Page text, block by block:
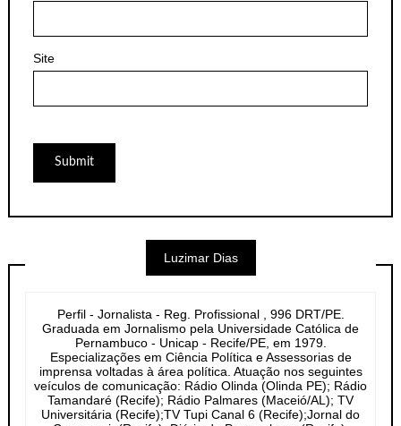
Site
Luzimar Dias
Perfil - Jornalista - Reg. Profissional , 996 DRT/PE.
Graduada em Jornalismo pela Universidade Católica de
Pernambuco - Unicap - Recife/PE, em 1979.
Especializações em Ciência Política e Assessorias de
imprensa voltadas à área política. Atuação nos seguintes
veículos de comunicação: Rádio Olinda (Olinda PE); Rádio
Tamandaré (Recife); Rádio Palmares (Maceió/AL); TV
Universitária (Recife);TV Tupi Canal 6 (Recife);Jornal do